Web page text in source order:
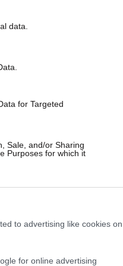
data.
for Targeted
Sale, and/or Sharing
Purposes for which it
to advertising like cookies on
for online advertising